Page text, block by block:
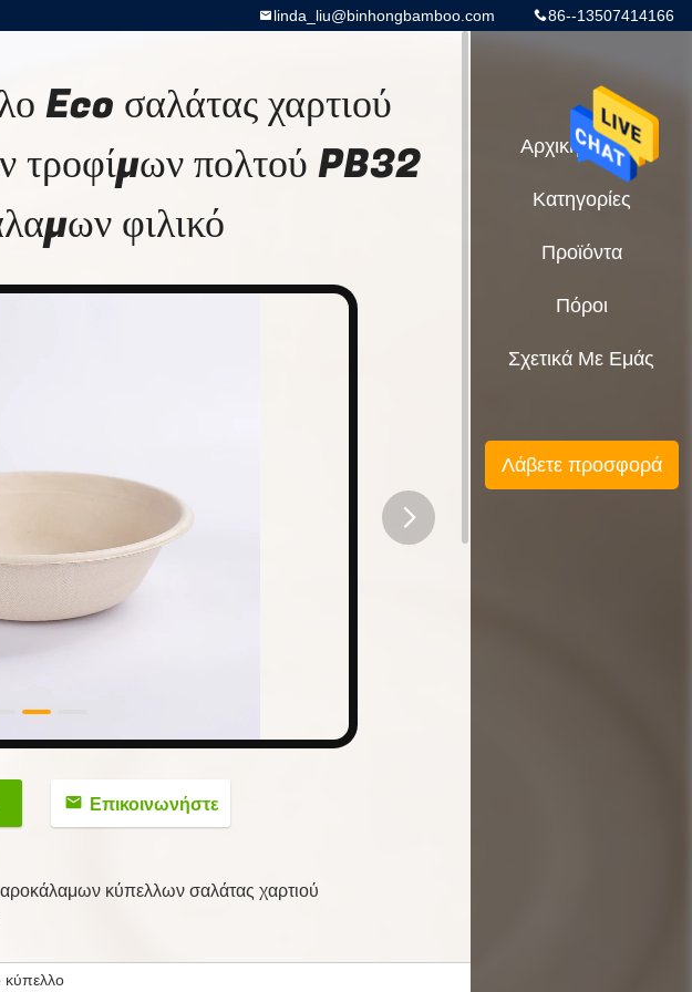
86--13507414166
linda_liu@binhongbamboo.com
Eco σαλάτας χαρτιού
τροφίμων πολτού PB32
φιλικό
Επικοινωνήστε
κύπελλων σαλάτας χαρτιού
Αρχική Σελίδα
Κατηγορίες
Προϊόντα
Πόροι
Σχετικά Με Εμάς
Λάβετε προσφορά